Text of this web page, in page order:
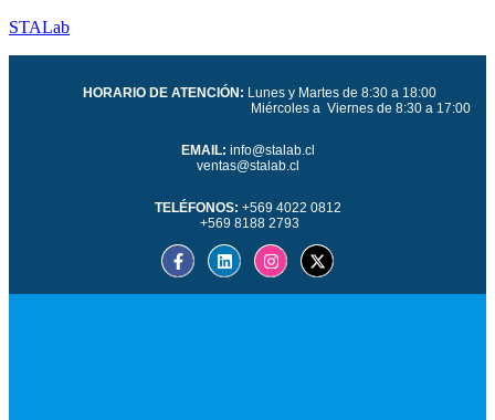
STALab
HORARIO DE ATENCIÓN: Lunes y Martes de 8:30 a 18:00
Miércoles a Viernes de 8:30 a 17:00
EMAIL: info@stalab.cl
ventas@stalab.cl
TELÉFONOS:+569 4022 0812
+569 8188 2793